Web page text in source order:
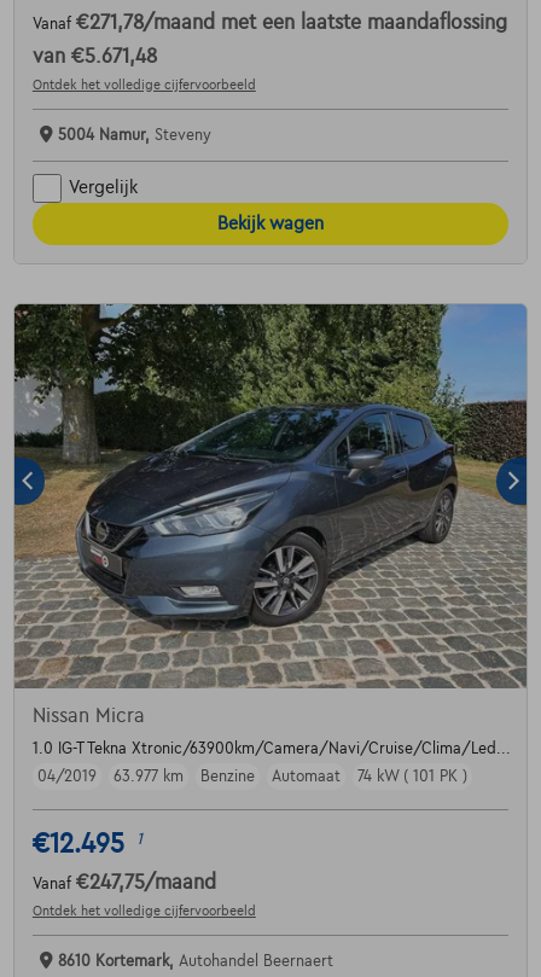
Vanaf €271,78/maand met een laatste maandaflossing
van €5.671,48
Ontdek het volledige cijfervoorbeeld
5004 Namur, Steveny
Vergelijk
Bekijk wagen
Nissan Micra
1.0 IG-T Tekna Xtronic/63900km/Camera/Navi/Cruise/Clima/Led...
04/2019
63.977 km Benzine Automaat 74 kW ( 101 PK )
€12.495 1
Vanaf €247,75/maand
Ontdek het volledige cijfervoorbeeld
8610 Kortemark, Autohandel Beernaert